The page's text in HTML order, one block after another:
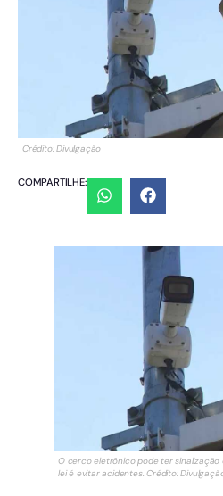
Crédito: Divulgação
COMPARTILHE:
O cerco eletrônico pode ter
lei é evitar acidentes. Crédito: